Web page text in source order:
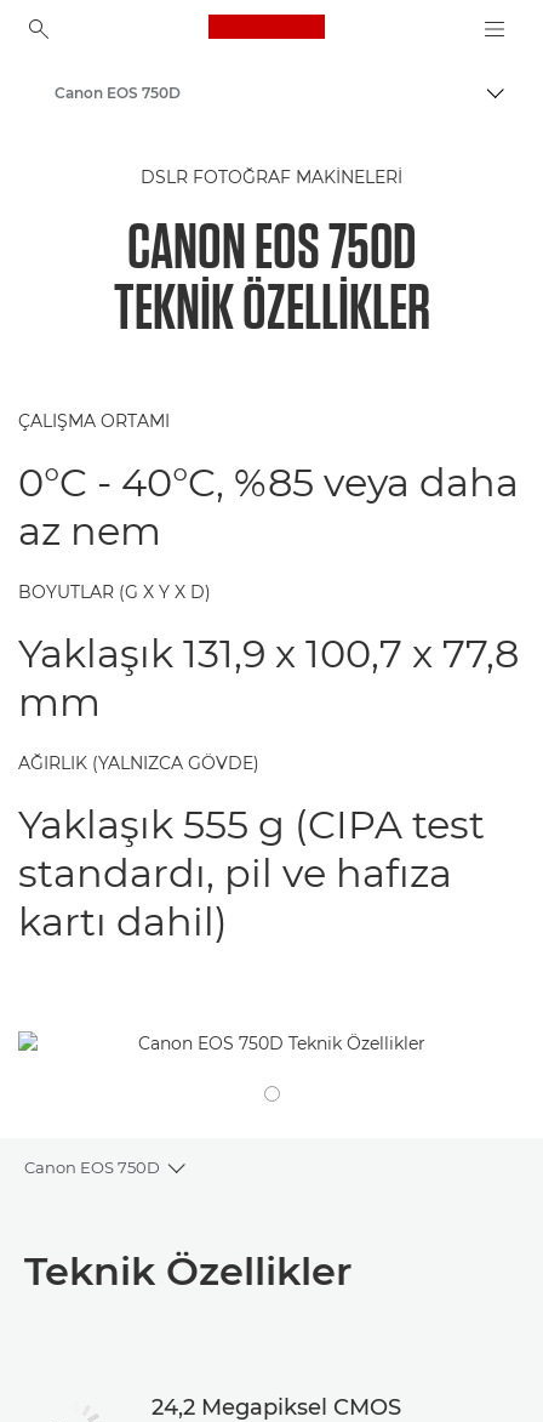
Canon Logo, back to
İçerik
Canon EOS 750D
DSLR FOTOĞRAF MAKINELERI
CANON EOS 750D
TEKNIK ÖZELLIKLER
ÇALIŞMA ORTAMI
0°C - 40°C, %85 veya daha
az nem
BOYUTLAR (G X Y X D)
Yaklaşık 131,9 x 100,7 x 77,8
mm
AĞIRLIK (YALNIZCA GÖVDE)
Yaklaşık 555 g (CIPA test
standardı, pil ve hafıza
kartı dahil)
Canon EOS 750D
Toggle breadcrumbs
Teknik Özellikler
Teknik Özellikler
24,2 Megapiksel CMOS